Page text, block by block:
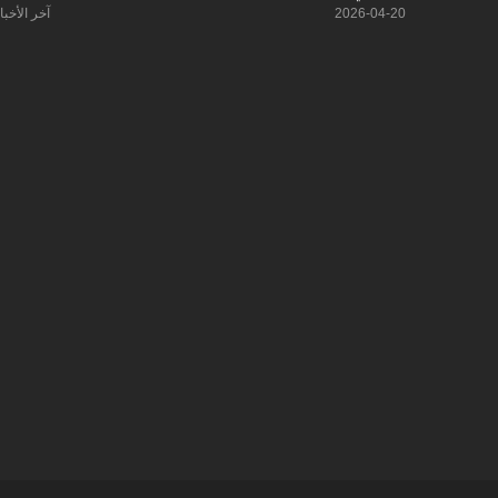
2026-04-20 آخر